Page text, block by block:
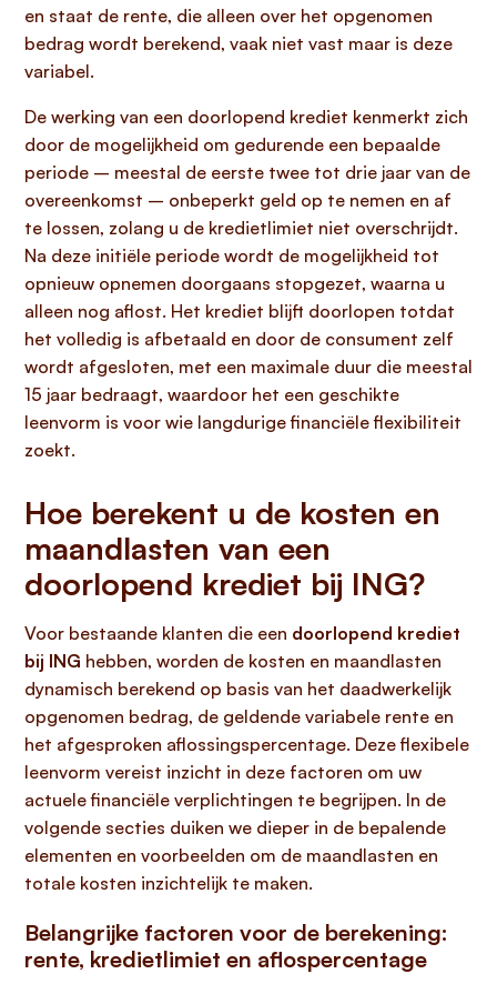
en staat de rente, die alleen over het opgenomen
bedrag wordt berekend, vaak niet vast maar is deze
variabel.
De werking van een doorlopend krediet kenmerkt zich
door de mogelijkheid om gedurende een bepaalde
periode – meestal de eerste twee tot drie jaar van de
overeenkomst – onbeperkt geld op te nemen en af
te lossen, zolang u de kredietlimiet niet overschrijdt.
Na deze initiële periode wordt de mogelijkheid tot
opnieuw opnemen doorgaans stopgezet, waarna u
alleen nog aflost. Het krediet blijft doorlopen totdat
het volledig is afbetaald en door de consument zelf
wordt afgesloten, met een maximale duur die meestal
15 jaar bedraagt, waardoor het een geschikte
leenvorm is voor wie langdurige financiële flexibiliteit
zoekt.
Hoe berekent u de kosten en
maandlasten van een
doorlopend krediet bij ING?
Voor bestaande klanten die een doorlopend krediet
bij ING hebben, worden de kosten en maandlasten
dynamisch berekend op basis van het daadwerkelijk
opgenomen bedrag, de geldende variabele rente en
het afgesproken aflossingspercentage. Deze flexibele
leenvorm vereist inzicht in deze factoren om uw
actuele financiële verplichtingen te begrijpen. In de
volgende secties duiken we dieper in de bepalende
elementen en voorbeelden om de maandlasten en
totale kosten inzichtelijk te maken.
Belangrijke factoren voor de berekening:
rente, kredietlimiet en aflospercentage